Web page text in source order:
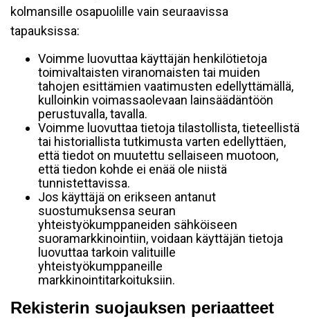
kolmansille osapuolille vain seuraavissa
tapauksissa:
Voimme luovuttaa käyttäjän henkilötietoja
toimivaltaisten viranomaisten tai muiden
tahojen esittämien vaatimusten edellyttämällä,
kulloinkin voimassaolevaan lainsäädäntöön
perustuvalla, tavalla.
Voimme luovuttaa tietoja tilastollista, tieteellistä
tai historiallista tutkimusta varten edellyttäen,
että tiedot on muutettu sellaiseen muotoon,
että tiedon kohde ei enää ole niistä
tunnistettavissa.
Jos käyttäjä on erikseen antanut
suostumuksensa seuran
yhteistyökumppaneiden sähköiseen
suoramarkkinointiin, voidaan käyttäjän tietoja
luovuttaa tarkoin valituille
yhteistyökumppaneille
markkinointitarkoituksiin.
Rekisterin suojauksen periaatteet